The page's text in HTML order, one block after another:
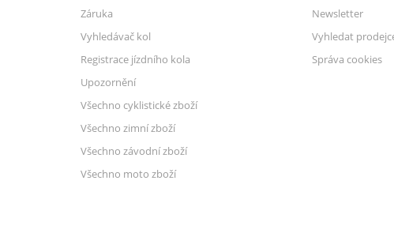
Záruka
Vyhledávač kol
Registrace jízdního kola
Upozornění
Všechno cyklistické zboží
Všechno zimní zboží
Všechno závodní zboží
Všechno moto zboží
Newsletter
Vyhledat
Správa cookies